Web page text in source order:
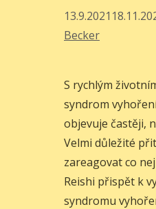
13.9.2021
Becker
S rychlým
syndrom
objevuje častěji,
Velmi důležité
zareagovat co
Reishi přispět k
syndromu